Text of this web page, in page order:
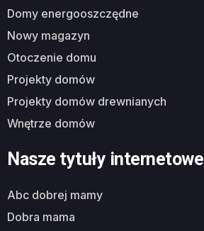
domy energooszczędne
nowy magazyn
otoczenie domu
projekty domów
projekty domów drewnianych
wnętrze domów
Nasze tytuły internetowe
abc dobrej mamy
dobra mama